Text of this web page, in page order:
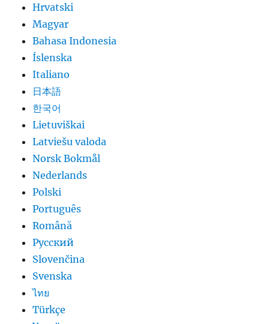
Hrvatski
Magyar
Bahasa Indonesia
Íslenska
Italiano
日本語
한국어
Lietuviškai
Latviešu valoda
Norsk Bokmål
Nederlands
Polski
Português
Română
Русский
Slovenčina
Svenska
ไทย
Türkçe